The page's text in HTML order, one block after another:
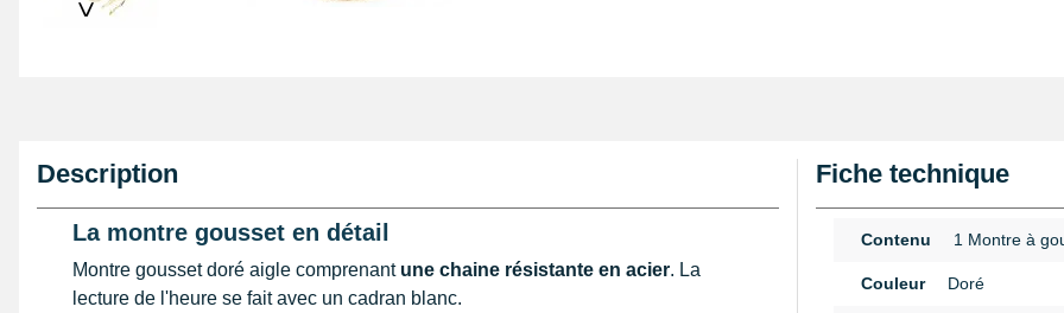
>
Description
La montre gousset en détail
Montre gousset doré aigle comprenant une chaine résistante en acier. La
lecture de l'heure se fait avec un cadran blanc.
Fiche technique
Contenu 1 Montre à
Couleur Doré